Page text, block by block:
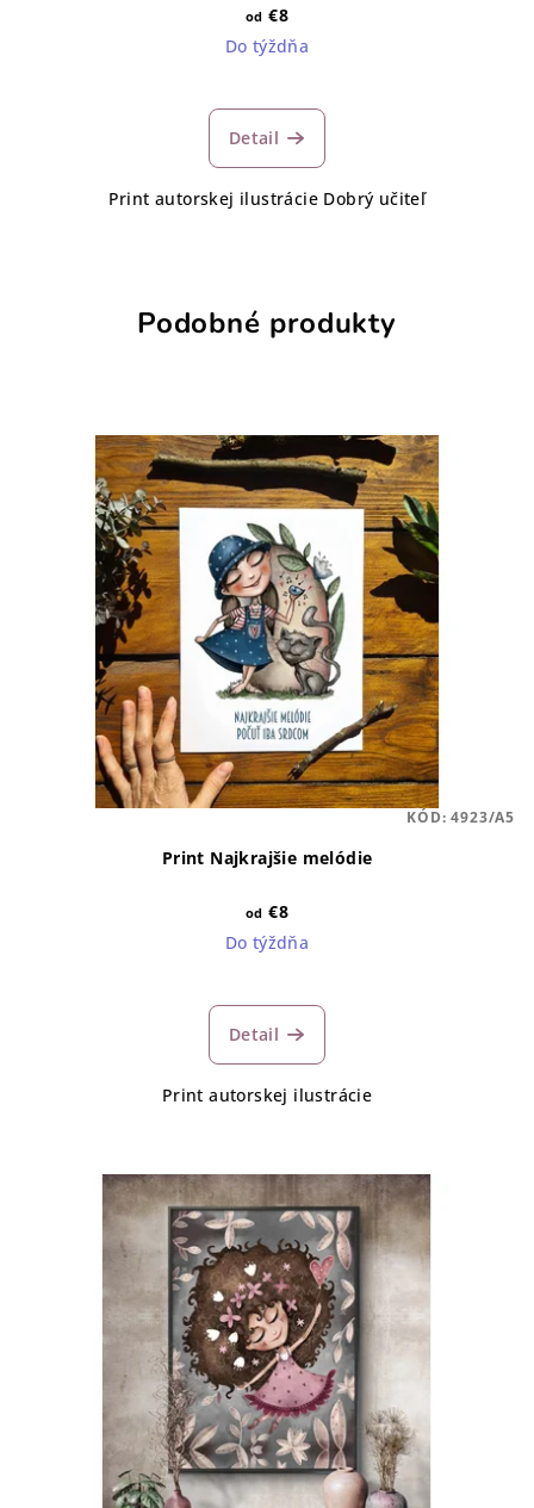
od €8
Do týždňa
Detail
Print autorskej ilustrácie Dobrý učiteľ
Podobné produkty
Print Najkrajšie melódie
od €8
Do týždňa
Detail
Print autorskej ilustrácie
KÓD:4923/A5